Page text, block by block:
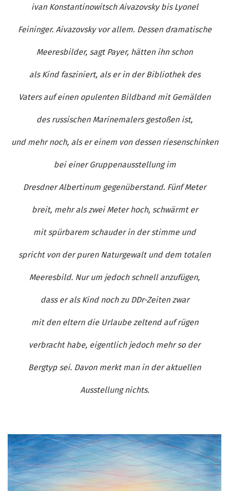
ivan Konstantinowitsch Aivazovsky bis Lyonel
Feininger. Aivazovsky vor allem. Dessen dramatische
Meeresbilder, sagt Payer, hätten ihn schon
als Kind fasziniert, als er in der Bibliothek des
Vaters auf einen opulenten Bildband mit Gemälden
des russischen Marinemalers gestoßen ist,
und mehr noch, als er einem von dessen riesenschinken
bei einer Gruppenausstellung im
Dresdner Albertinum gegenüberstand. Fünf Meter
breit, mehr als zwei Meter hoch, schwärmt er
mit spürbarem schauder in der stimme und
spricht von der puren Naturgewalt und dem totalen
Meeresbild. Nur um jedoch schnell anzufügen,
dass er als Kind noch zu DDr-Zeiten zwar
mit den eltern die Urlaube zeltend auf rügen
verbracht habe, eigentlich jedoch mehr so der
Bergtyp sei. Davon merkt man in der aktuellen
Ausstellung nichts.